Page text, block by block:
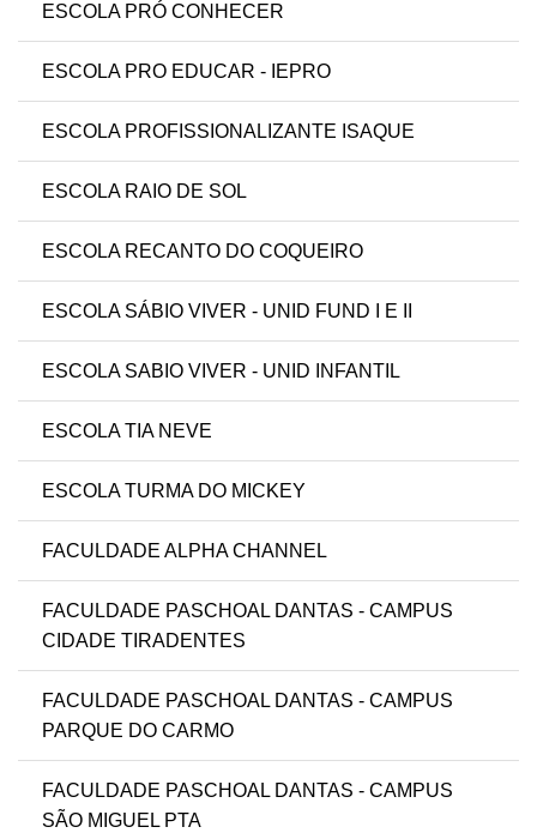
ESCOLA PRÓ CONHECER
ESCOLA PRO EDUCAR - IEPRO
ESCOLA PROFISSIONALIZANTE ISAQUE
ESCOLA RAIO DE SOL
ESCOLA RECANTO DO COQUEIRO
ESCOLA SÁBIO VIVER - UNID FUND I E II
ESCOLA SABIO VIVER - UNID INFANTIL
ESCOLA TIA NEVE
ESCOLA TURMA DO MICKEY
FACULDADE ALPHA CHANNEL
FACULDADE PASCHOAL DANTAS - CAMPUS
CIDADE TIRADENTES
FACULDADE PASCHOAL DANTAS - CAMPUS
PARQUE DO CARMO
FACULDADE PASCHOAL DANTAS - CAMPUS
SÃO MIGUEL PTA